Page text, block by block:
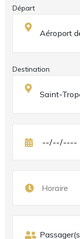
Départ
Destination